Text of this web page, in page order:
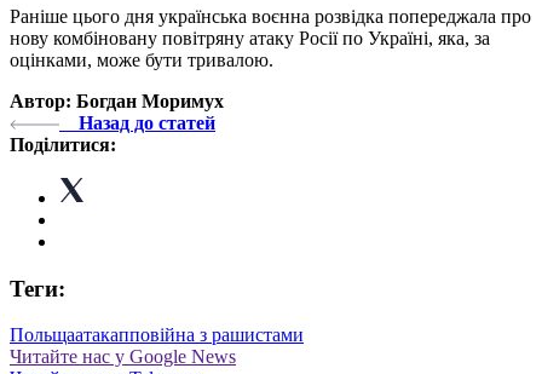
Раніше цього дня українська воєнна розвідка попереджала про
нову комбіновану повітряну атаку Росії по Україні, яка, за
оцінками, може бути тривалою.
Автор: Богдан Моримух
Назад до статей
Поділитися:
Теги:
Польщаатакапповійна з рашистами
Читайте нас у Google News